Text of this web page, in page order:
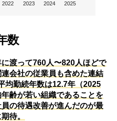
2022 2023 2024 2025
数
渡って760人〜820人ほどで
会社の従業員も含めた連結
均勤続年数は12.7年（2025
齢が若い組織であることを
の待遇改善が進んだのが最
待。